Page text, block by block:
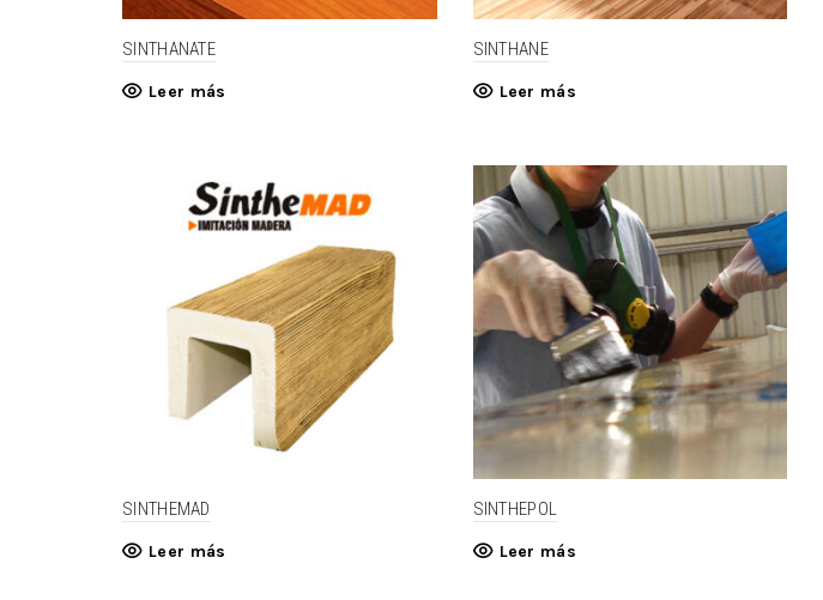
SINTHANATE
Leer más
SINTHANE
Leer más
SINTHEMAD
Leer más
SINTHEPOL
Leer más